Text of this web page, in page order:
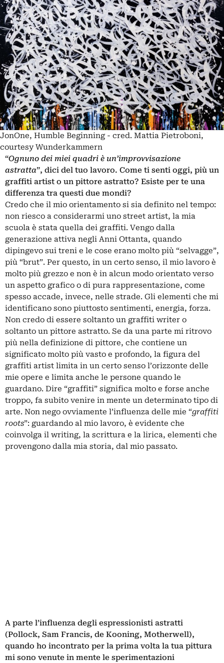
JonOne, Humble Beginning - cred. Mattia Pietroboni,
courtesy Wunderkammern
“Ognuno dei miei quadri è un’improvvisazione
astratta”, dici del tuo lavoro. Come ti senti oggi, più un
graffiti artist o un pittore astratto? Esiste per te una
differenza tra questi due mondi?
Credo che il mio orientamento si sia definito nel tempo:
non riesco a considerarmi uno street artist, la mia
scuola è stata quella dei graffiti. Vengo dalla
generazione attiva negli Anni Ottanta, quando
dipingevo sui treni e le cose erano molto più “selvagge”,
più “brut”. Per questo, in un certo senso, il mio lavoro è
molto più grezzo e non è in alcun modo orientato verso
un aspetto grafico o di pura rappresentazione, come
spesso accade, invece, nelle strade. Gli elementi che mi
identificano sono piuttosto sentimenti, energia, forza.
Non credo di essere soltanto un graffiti writer o
soltanto un pittore astratto. Se da una parte mi ritrovo
più nella definizione di pittore, che contiene un
significato molto più vasto e profondo, la figura del
graffiti artist limita in un certo senso l’orizzonte delle
mie opere e limita anche le persone quando le
guardano. Dire “graffiti” significa molto e forse anche
troppo, fa subito venire in mente un determinato tipo di
arte. Non nego ovviamente l’influenza delle mie “graffiti
roots”: guardando al mio lavoro, è evidente che
coinvolga il writing, la scrittura e la lirica, elementi che
provengono dalla mia storia, dal mio passato.
A parte l’influenza degli espressionisti astratti
(Pollock, Sam Francis, de Kooning, Motherwell),
quando ho incontrato per la prima volta la tua pittura
mi sono venute in mente le sperimentazioni